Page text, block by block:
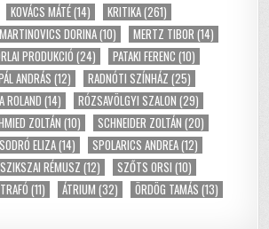
KOVÁCS MÁTÉ(14) KRITIKA(261)
MARTINOVICS DORINA(10) MERTZ TIBOR (14)
PRODUKCIÓ (24) PATAKI FERENC (10)
ANDRÁS (12) RADNÓTI SZÍNHÁZ (25)
ROLAND (14) RÓZSAVÖLGYI SZALON (29)
ZOLTÁN (10) SCHNEIDER ZOLTÁN (20)
SODRÓ ELIZA(14) SPOLARICS ANDREA(12)
SZIKSZAI RÉMUSZ (12) SZŐTS ORSI (10)
TRAFÓ (11) ÁTRIUM (32) ÖRDÖG TAMÁS (13)